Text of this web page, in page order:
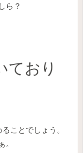
ら？
ており
ことでしょう。
。